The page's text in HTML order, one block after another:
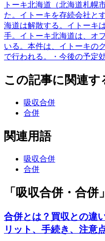
トーキ北海道（北海道札幌
た。イトーキを存続会社と
海道は解散する。イトーキ
手。イトーキ北海道は、オ
いる。本件は、イトーキの
で行われる。・今後の予定
この記事に関連す
吸収合併
合併
関連用語
吸収合併
合併
「吸収合併・合
合併とは？買収との違
リット、手続き、注意